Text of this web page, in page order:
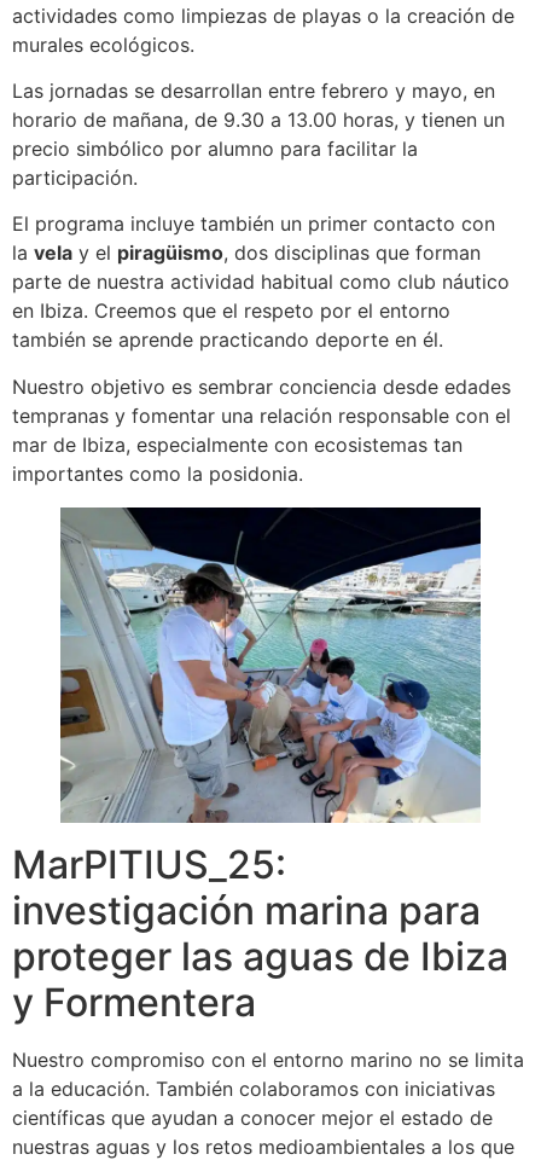
actividades como limpiezas de playas o la creación de
murales ecológicos.
Las jornadas se desarrollan entre febrero y mayo, en
horario de mañana, de 9.30 a 13.00 horas, y tienen un
precio simbólico por alumno para facilitar la
participación.
El programa incluye también un primer contacto con
la vela y el piragüismo, dos disciplinas que forman
parte de nuestra actividad habitual como club náutico
en Ibiza. Creemos que el respeto por el entorno
también se aprende practicando deporte en él.
Nuestro objetivo es sembrar conciencia desde edades
tempranas y fomentar una relación responsable con el
mar de Ibiza, especialmente con ecosistemas tan
importantes como la posidonia.
MarPITIUS_25:
investigación marina para
proteger las aguas de Ibiza
y Formentera
Nuestro compromiso con el entorno marino no se limita
a la educación. También colaboramos con iniciativas
científicas que ayudan a conocer mejor el estado de
nuestras aguas y los retos medioambientales a los que